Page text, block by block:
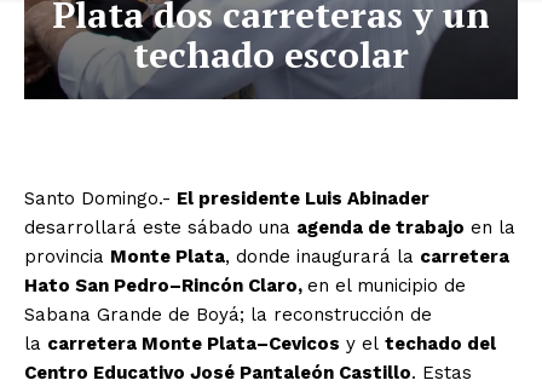
Plata dos carreteras y un
techado escolar
Santo Domingo.- El presidente Luis Abinader
desarrollará este sábado una agenda de trabajo en la
provincia Monte Plata, donde inaugurará la carretera
Hato San Pedro–Rincón Claro, en el municipio de
Sabana Grande de Boyá; la reconstrucción de
la carretera Monte Plata–Cevicos y el techado del
Centro Educativo José Pantaleón Castillo. Estas